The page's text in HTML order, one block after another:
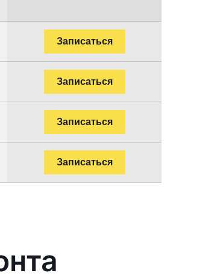
Записаться
Записаться
Записаться
Записаться